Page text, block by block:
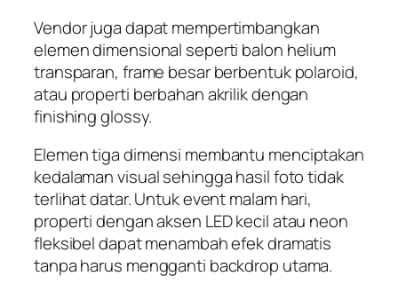
Vendor juga dapat mempertimbangkan
elemen dimensional seperti balon helium
transparan, frame besar berbentuk polaroid,
atau properti berbahan akrilik dengan
finishing glossy.
Elemen tiga dimensi membantu menciptakan
kedalaman visual sehingga hasil foto tidak
terlihat datar. Untuk event malam hari,
properti dengan aksen LED kecil atau neon
fleksibel dapat menambah efek dramatis
tanpa harus mengganti backdrop utama.